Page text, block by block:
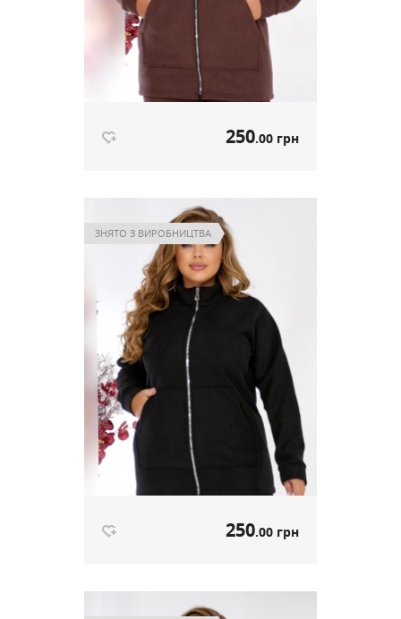
250.00 грн
Тепла кофтинка на флісі шоколад
артикул 644
250
Немає в наявності
ЗНЯТО З ВИРОБНИЦТВА
250.00 грн